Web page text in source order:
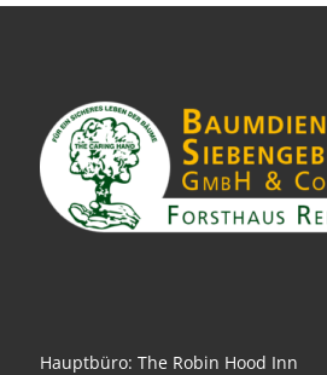
Hauptbüro: The Robin Hood Inn